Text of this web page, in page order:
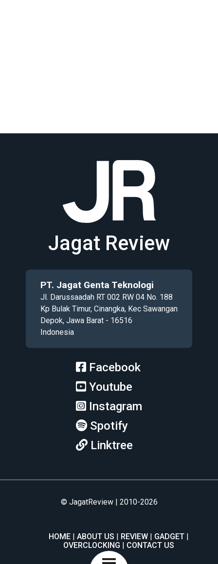
Jagat Review
PT. Jagat Genta Teknologi
Jl. Darussaadah RT 002 RW 04 No. 188
Kp Bulak Timur, Cinangka, Kec Sawangan
Depok, Jawa Barat - 16516
Indonesia
Facebook
Youtube
Instagram
Spotify
Linktree
© JagatReview | 2010-2026
HOME ABOUT US REVIEW
GADGET
OVERCLOCKING
CONTACT US